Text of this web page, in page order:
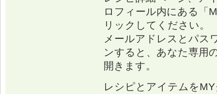
ロフィール内にある「
リックしてください。
メールアドレスとパス
ンすると、あなた専用
開きます。
レシピとアイテムを